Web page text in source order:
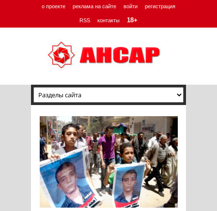
о проекте реклама на сайте войти регистрация
RSS контакты 18+